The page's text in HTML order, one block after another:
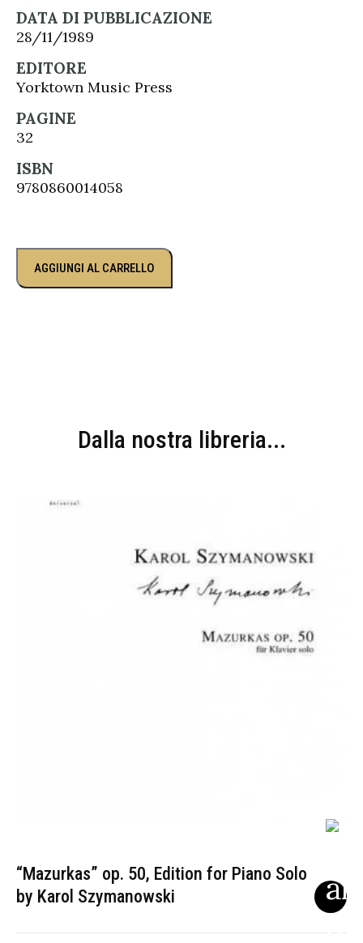
DATA DI PUBBLICAZIONE
28/11/1989
EDITORE
Yorktown Music Press
PAGINE
32
ISBN
9780860014058
AGGIUNGI AL CARRELLO
Dalla nostra libreria...
“Mazurkas” op. 50, Edition for Piano Solo
by Karol Szymanowski